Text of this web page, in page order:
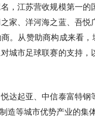
，江苏营收规模第一
家、洋河海之蓝、吾
。从赞助商构成来看，
城市足球联赛的支持
达起亚、中信泰富特
等城市优势产业的集体